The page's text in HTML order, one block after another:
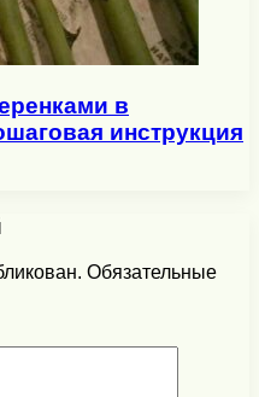
в
инструкция
Обязательные